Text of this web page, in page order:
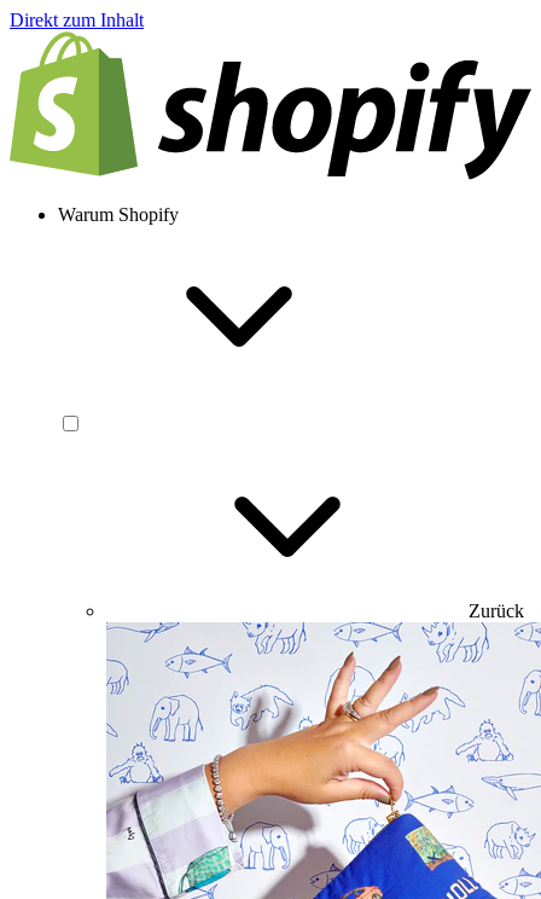
Direkt zum Inhalt
Warum Shopify
Zurück